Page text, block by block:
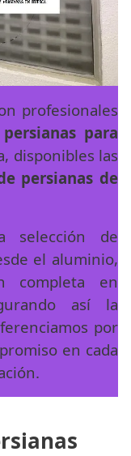
profesionales
persianas para
disponibles las
persianas de
selección de
el aluminio,
completa en
así la
por
en cada